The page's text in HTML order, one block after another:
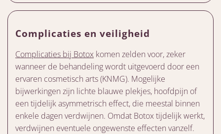
Complicaties en veiligheid
Complicaties bij Botox komen zelden voor, zeker
wanneer de behandeling wordt uitgevoerd door een
ervaren cosmetisch arts (KNMG). Mogelijke
bijwerkingen zijn lichte blauwe plekjes, hoofdpijn of
een tijdelijk asymmetrisch effect, die meestal binnen
enkele dagen verdwijnen. Omdat Botox tijdelijk werkt,
verdwijnen eventuele ongewenste effecten vanzelf.